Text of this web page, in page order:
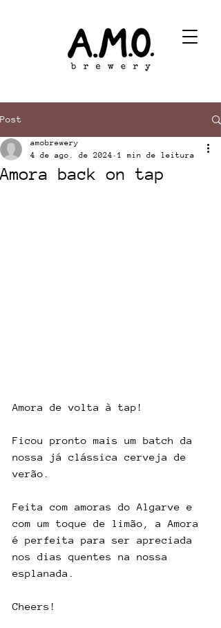
Post
Amora back on tap
amobrewery
4 de ago. de 2024
1 min de leitura
Amora de volta à tap!
Ficou pronto mais um batch da
nossa já clássica cerveja de
verão.
Feita com amoras do Algarve e
com um toque de limão, a Amora
é perfeita para ser apreciada
nos dias quentes na nossa
esplanada.
Cheers!